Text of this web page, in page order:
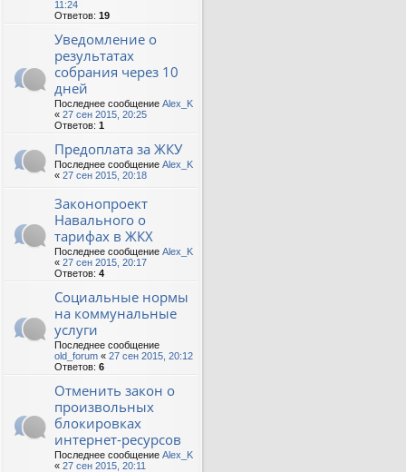
11:24
Ответов: 19
Уведомление о
результатах
собрания через 10
дней
Последнее сообщение Alex_K
« 27 сен 2015, 20:25
Ответов: 1
Предоплата за ЖКУ
Последнее сообщение Alex_K
« 27 сен 2015, 20:18
Законопроект
Навального о
тарифах в ЖКХ
Последнее сообщение Alex_K
« 27 сен 2015, 20:17
Ответов: 4
Социальные нормы
на коммунальные
услуги
Последнее сообщение
old_forum « 27 сен 2015, 20:12
Ответов: 6
Отменить закон о
произвольных
блокировках
интернет-ресурсов
Последнее сообщение Alex_K
« 27 сен 2015, 20:11